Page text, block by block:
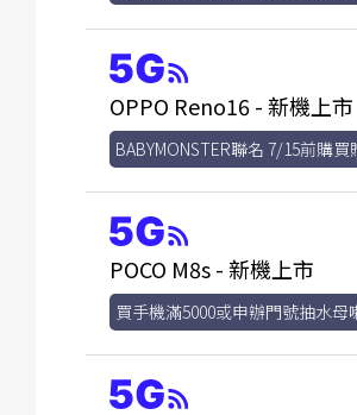
OPPO Reno16 - 新機上市
BABYMONSTER聯名 7/15前購
POCO M8s - 新機上市
買手機滿5000或申辦門號抽水母